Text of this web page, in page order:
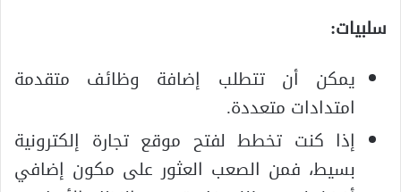
سلبيات:
يمكن أن تتطلب إضافة وظائف متقدمة
امتدادات متعددة.
إذا كنت تخطط لفتح موقع تجارة إلكترونية
بسيط، فمن الصعب العثور على مكون إضافي